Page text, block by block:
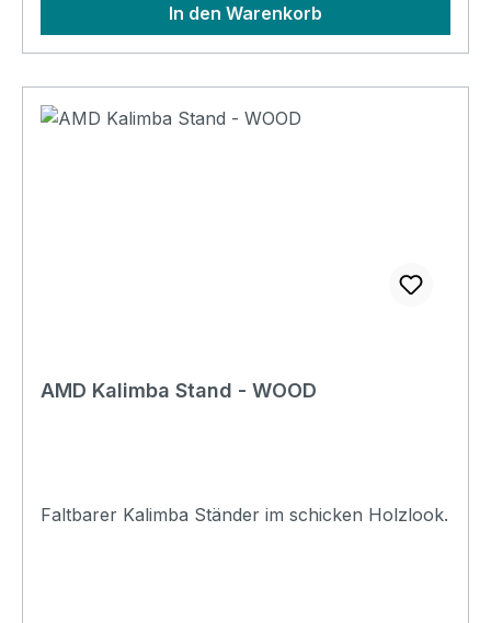
In den Warenkorb
AMD Kalimba Stand - WOOD
Faltbarer Kalimba Ständer im schicken Holzlook.